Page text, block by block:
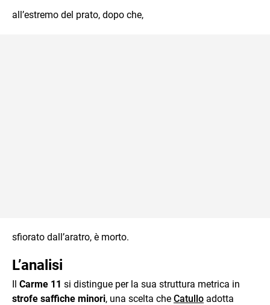
all’estremo del prato, dopo che,
sfiorato dall’aratro, è morto.
L’analisi
Il Carme 11 si distingue per la sua struttura metrica in
strofe saffiche minori, una scelta che Catullo adotta